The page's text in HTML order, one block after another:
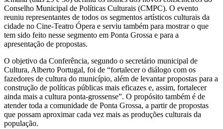
Conselho Municipal de Políticas Culturais (CMPC). O evento
reuniu representantes de todos os segmentos artísticos culturais da
cidade no Cine-Teatro Ópera e serviu também para mostrar o que
tem sido feito nesse segmento em Ponta Grossa e para a
apresentação de propostas.
O objetivo da Conferência, segundo o secretário municipal de
Cultura, Alberto Portugal, foi de “fortalecer o diálogo com os
fazedores de cultura do município, além de levantar propostas para a
construção de políticas públicas mais eficazes e, assim, fortalecer
ainda mais a cultura ponta-grossense”. O propósito também é de
atender toda a comunidade de Ponta Grossa, a partir de propostas
que possam aproximar cada vez mais as produções culturais da
população.